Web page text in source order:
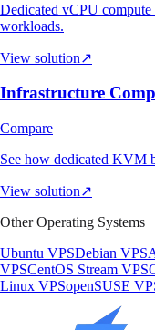
Dedicated vCPU
workloads.
View solution↗
Infrastructure
Compare
See how dedicated KVM
View solution↗
Other Operating Systems
Ubuntu VPSDebian VPS
VPSCentOS Stream VPS
Linux VPSopenSUSE